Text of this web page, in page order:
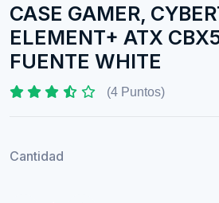
CASE GAMER,
ELEMENT+ ATX
FUENTE WHITE
(4 Puntos)
Cantidad